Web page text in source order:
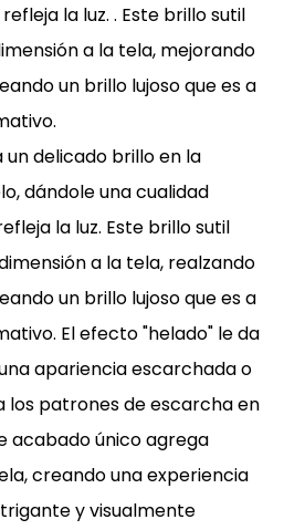
la luz. . Este brillo sutil
a la tela, mejorando
un brillo lujoso que es a
delicado brillo en la
dándole una cualidad
la luz. Este brillo sutil
a la tela, realzando
un brillo lujoso que es a
El efecto "helado" le da
apariencia escarchada o
los patrones de escarcha en
acabado único agrega
creando una experiencia
y visualmente